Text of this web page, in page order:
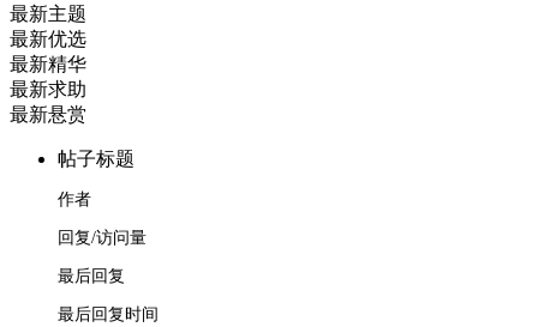
最新主题
最新优选
最新精华
最新求助
最新悬赏
帖子标题
作者
回复/访问量
最后回复
最后回复时间